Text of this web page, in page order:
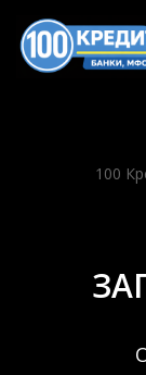
Skip
100